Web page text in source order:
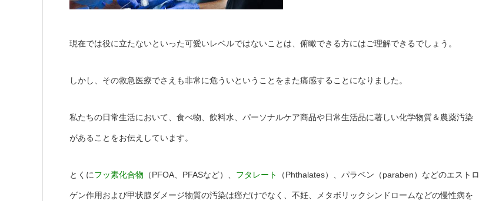
現在では役に立たないといった可愛いレベルではないことは、俯瞰できる方にはご理解できるでしょう。
しかし、その救急医療でさえも非常に危ういということをまた痛感することになりました。
私たちの日常生活において、食べ物、飲料水、パーソナルケア商品や日常生活品に著しい化学物質＆農薬汚染
があることをお伝えしています。
とくにフッ素化合物 （PFOA、PFASなど）、 フタレート （Phthalates）、パラベン（paraben）などのエストロ
ゲン作用および甲状腺ダメージ物質の汚染は癌だけでなく、不妊、メタボリックシンドロームなどの慢性病を